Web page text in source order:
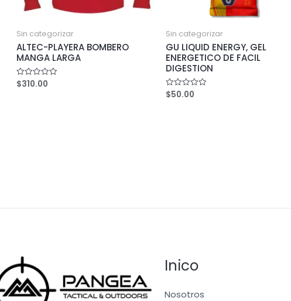
Sin categorizar
ALTEC-PLAYERA BOMBERO
MANGA LARGA
Rated
0
$310.00
Sin categorizar
GU LIQUID ENERGY, GEL
ENERGETICO DE FACIL
DIGESTION
Rated
0
$50.00
Inico
Nosotros